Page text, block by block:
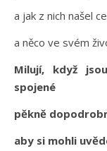
a jak z nich našel
a něco ve svém
Milují, když
spojené
pěkně
aby si mohli